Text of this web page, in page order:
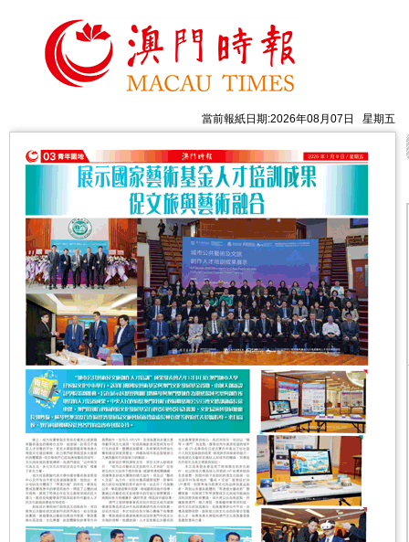
當前報紙日期:2026年08月07日 星期五